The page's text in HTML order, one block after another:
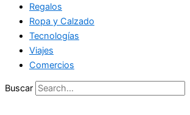
Regalos
Ropa y Calzado
Tecnologías
Viajes
Comercios
Buscar